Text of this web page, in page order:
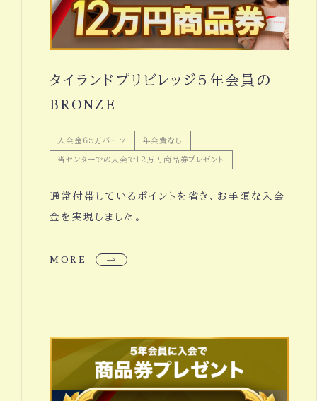
タイランドプリビレッジ５年会員の
BRONZE
入会金６５万バーツ 年会費なし
当センターでの入会で１２万円商品券プレゼント
通常付帯しているポイントを省き、お手頃な入会
金を実現しました。
MORE